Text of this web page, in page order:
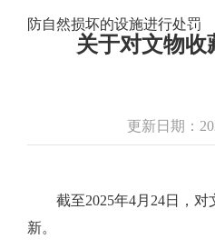
防自然损坏的设施进行处罚
关于对文物
更新日期：
截至2025年4月24日，
新。